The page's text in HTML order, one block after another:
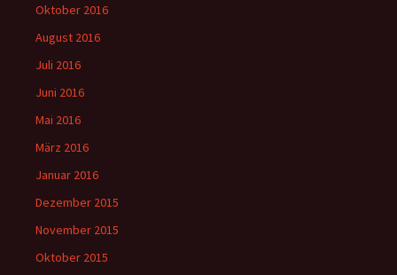
Oktober 2016
August 2016
Juli 2016
Juni 2016
Mai 2016
März 2016
Januar 2016
Dezember 2015
November 2015
Oktober 2015